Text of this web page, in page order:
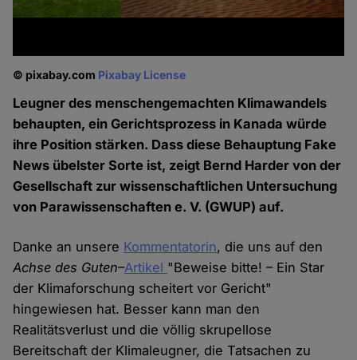
© pixabay.com Pixabay License
Leugner des menschengemachten Klimawandels
behaupten, ein Gerichtsprozess in Kanada würde
ihre Position stärken. Dass diese Behauptung Fake
News übelster Sorte ist, zeigt Bernd Harder von der
Gesellschaft zur wissenschaftlichen Untersuchung
von Parawissenschaften e. V. (GWUP) auf.
Danke an unsere Kommentatorin, die uns auf den
Achse des Guten–Artikel "Beweise bitte! – Ein Star
der Klimaforschung scheitert vor Gericht"
hingewiesen hat. Besser kann man den
Realitätsverlust und die völlig skrupellose
Bereitschaft der Klimaleugner, die Tatsachen zu